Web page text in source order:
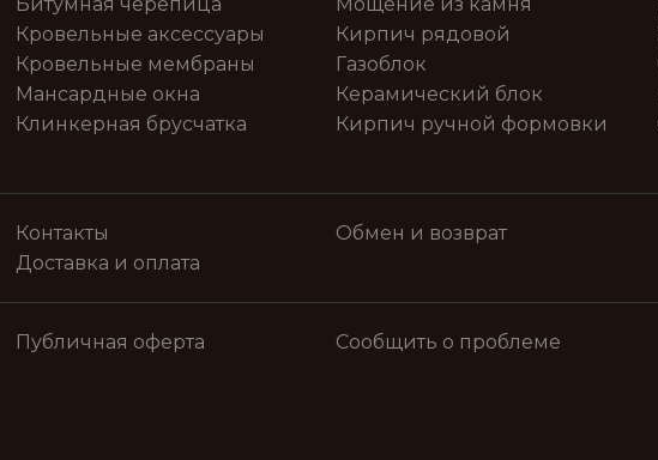
Кровельные аксессуары
Кровельные мембраны
Мансардные окна
Клинкерная брусчатка
Кирпич рядовой
Газоблок
Керамический блок
Кирпич ручной формовки
Контакты
Доставка и оплата
Обмен и возврат
Публичная оферта Сообщить о проблеме